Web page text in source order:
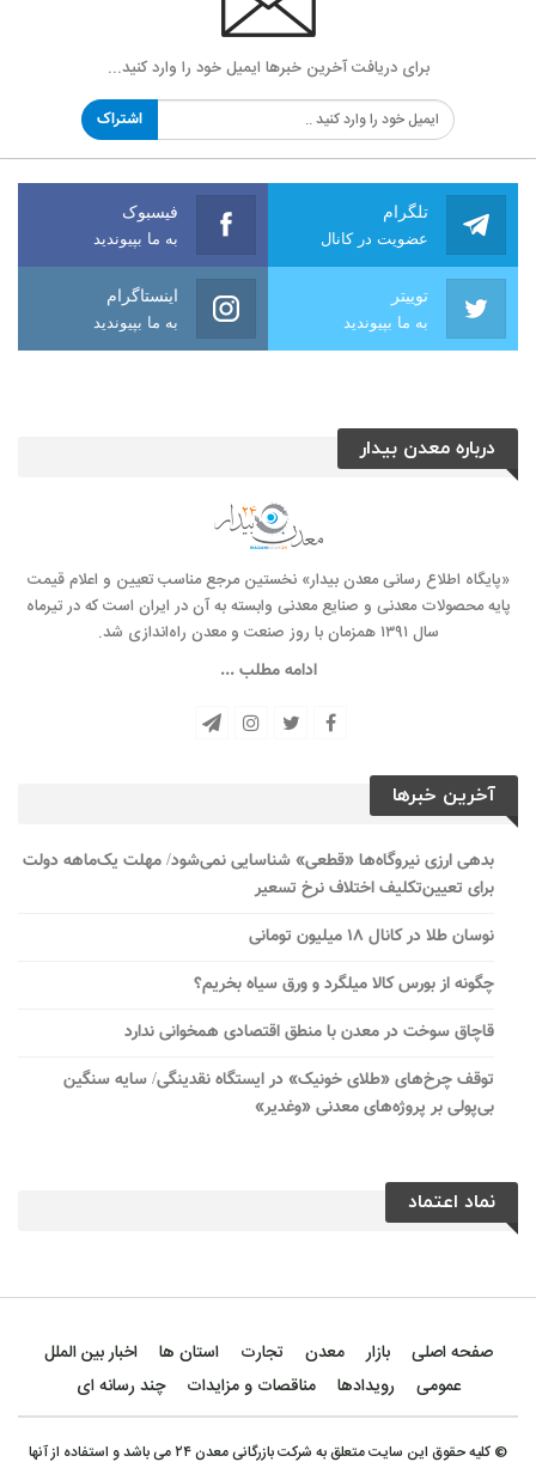
برای دریافت آخرین خبرها ایمیل خود را وارد کنید...
اشتراک
تلگرام
عضویت در کانال
فیسبوک
به ما بپیوندید
توییتر
به ما بپیوندید
اینستاگرام
به ما بپیوندید
درباره معدن بیدار
«پایگاه اطلاع رسانی معدن بیدار» نخستین مرجع مناسب تعیین و اعلام قیمت
پایه محصولات معدنی و صنایع معدنی وابسته به آن در ایران است که در تیرماه
سال ۱۳۹۱ همزمان با روز صنعت و معدن راه‌‌اندازی شد.
ادامه مطلب ...
آخرین خبرها
بدهی ارزی نیروگاه‌ها «قطعی» شناسایی نمی‌شود/ مهلت یک‌ماهه دولت
برای تعیین‌تکلیف اختلاف نرخ تسعیر
نوسان طلا در کانال ۱۸ میلیون تومانی
چگونه از بورس کالا میلگرد و ورق سیاه بخریم؟
قاچاق سوخت در معدن با منطق اقتصادی همخوانی ندارد
توقف چرخ‌های «طلای خونیک» در ایستگاه نقدینگی/ سایه سنگین
بی‌پولی بر پروژه‌های معدنی «وغدیر»
نماد اعتماد
صفحه اصلی بازار معدن تجارت استان ها
اخبار بین الملل
عمومی
رویدادها مناقصات و مزایدات چند رسانه ای
© کلیه حقوق این سایت متعلق به شرکت بازرگانی معدن ۲۴ می باشد و استفاده از آنها